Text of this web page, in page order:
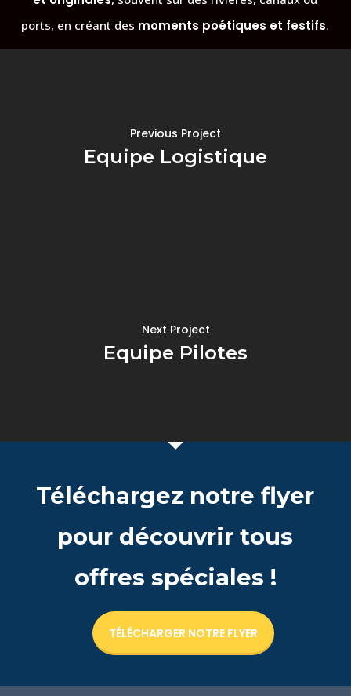
ports, en créant des moments poétiques et festifs.
Previous Project
Equipe Logistique
Next Project
Equipe Pilotes
Téléchargez notre flyer
pour découvrir tous
offres spéciales !
TÉLÉCHARGER NOTRE FLYER